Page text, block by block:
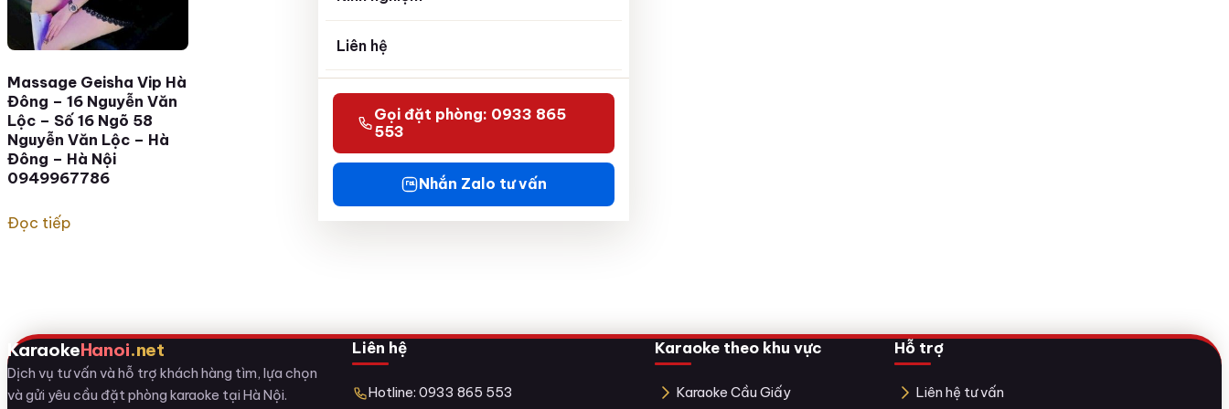
Liên hệ
Gọi đặt phòng: 0933 865
553
Nhắn Zalo tư vấn
Massage Geisha Vip Hà
Đông – 16 Nguyễn Văn
Lộc – Số 16 Ngõ 58
Nguyễn Văn Lộc – Hà
Đông – Hà Nội
0949967786
Đọc tiếp
KaraokeHanoi.net
Dịch vụ tư vấn và hỗ trợ khách hàng tìm, lựa chọn
và gửi yêu cầu đặt phòng karaoke tại Hà Nội.
Liên hệ
Hotline: 0933 865 553
Karaoke theo khu vực
Karaoke Cầu Giấy
Hỗ trợ
Liên hệ tư vấn